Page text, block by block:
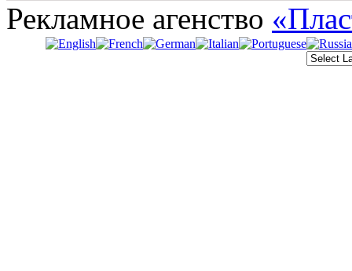
Рекламное агенство